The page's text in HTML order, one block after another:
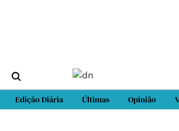
Edição Diária Últimas Opinião